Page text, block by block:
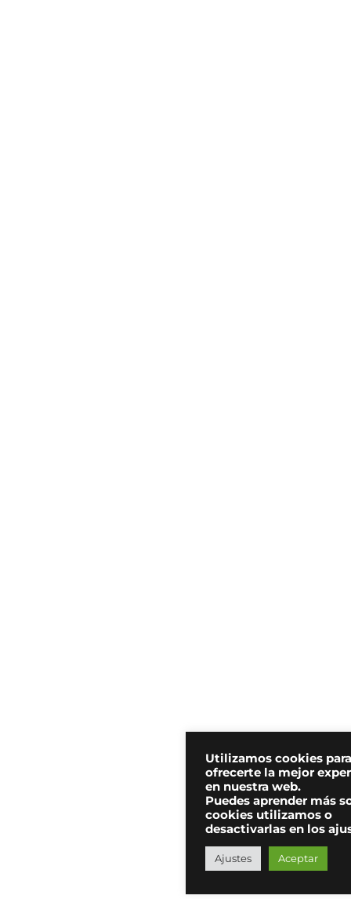
Utilizamos cookies para
ofrecerte la mejor
en nuestra web.
Puedes aprender más
cookies utilizamos o
desactivarlas en los
Ajustes Aceptar